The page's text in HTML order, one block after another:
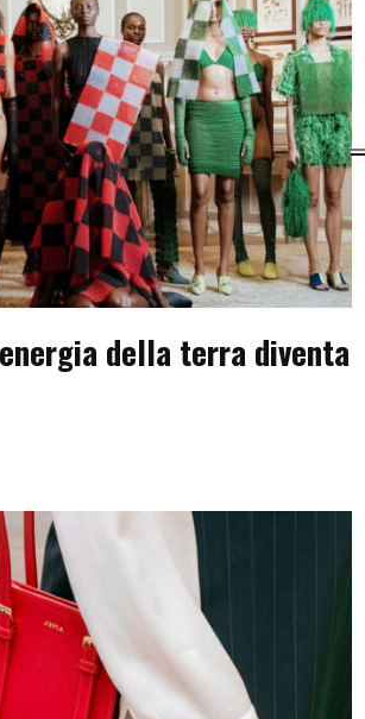
della terra diventa